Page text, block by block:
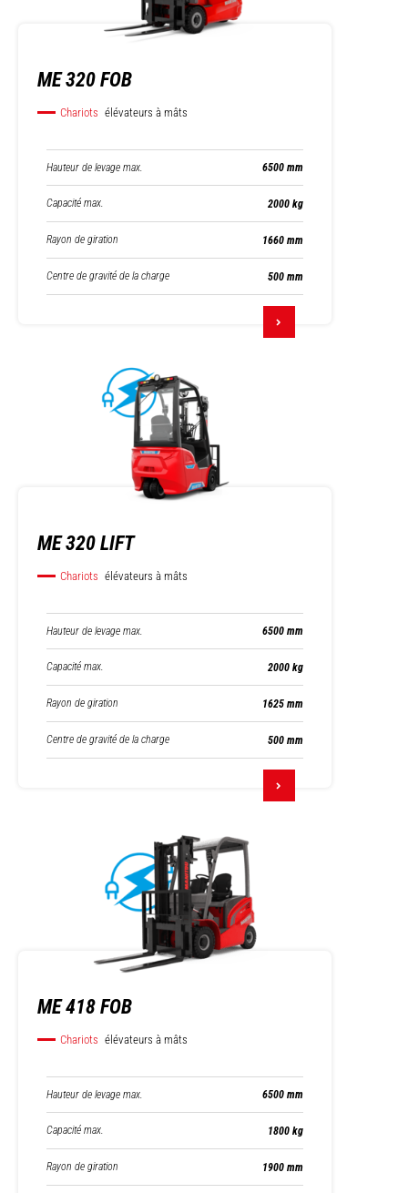
ME 320 FOB
Chariots élévateurs à mâts
Hauteur de levage max. 6500 mm
Capacité max. 2000 kg
Rayon de giration 1660 mm
Centre de gravité de la charge 500 mm
ME 320 LIFT
Chariots élévateurs à mâts
Hauteur de levage max. 6500 mm
Capacité max. 2000 kg
Rayon de giration 1625 mm
Centre de gravité de la charge 500 mm
ME 418 FOB
Chariots élévateurs à mâts
Hauteur de levage max. 6500 mm
Capacité max. 1800 kg
Rayon de giration 1900 mm